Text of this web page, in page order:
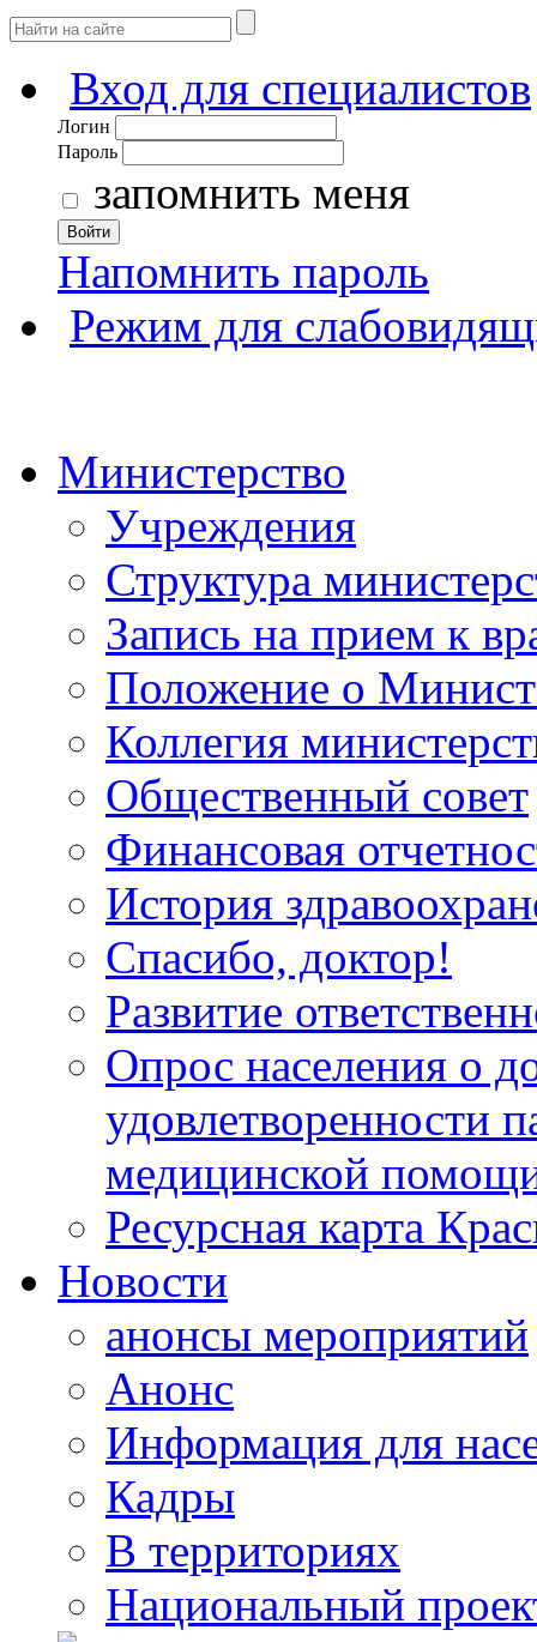
Вход для специалистов
Логин
Пароль
запомнить меня
Войти
Напомнить пароль
Режим для
Министерство
Учреждения
Структура
Запись на прием к
Положение о
Коллегия
Общественный совет
Финансовая
История
Спасибо, доктор!
Развитие
Опрос населения о
удовлетворенности
медицинской
Ресурсная карта
Новости
анонсы мероприятий
Анонс
Информация для
Кадры
В территориях
Национальный